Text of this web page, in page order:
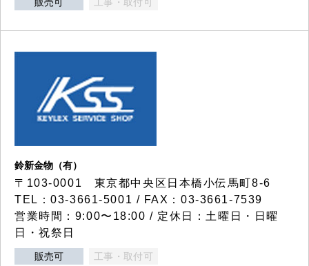
鈴新金物（有）
〒103-0001 東京都中央区日本橋小伝馬町8-6
TEL：03-3661-5001 / FAX：03-3661-7539
営業時間：9:00〜18:00 / 定休日：土曜日・日曜
日・祝祭日
販売可 工事・取付可